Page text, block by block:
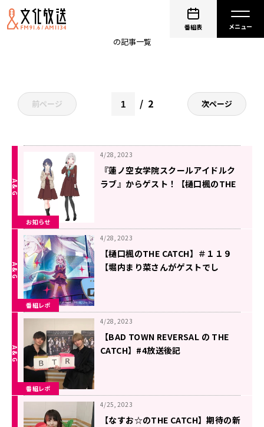
番組表
の記事一覧
前ページ 2 次ページ
お知らせ
4/28, 2023
『蓮ノ空女学院スクールアイドルク
ラブ』からゲスト！【樋口楓のTHE
番組レポ
4/28, 2023
【樋口楓のTHE CATCH】＃１１９
【堀内まり菜さんがゲストでし
番組レポ
4/28, 2023
【BAD TOWN REVERSAL の THE
CATCH】#4放送後記
4/25, 2023
【なすお☆のTHE CATCH】期待の新